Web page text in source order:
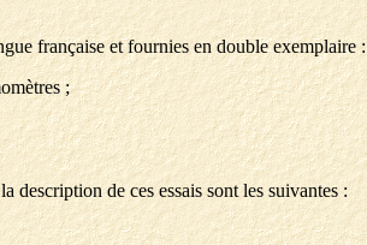
française et fournies en double exemplaire :
;
description de ces essais sont les suivantes :